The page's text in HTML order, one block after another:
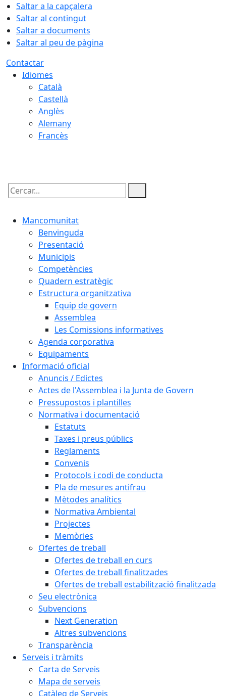
Saltar a la capçalera
Saltar al contingut
Saltar a documents
Saltar al peu de pàgina
Contactar
Idiomes
Català
Castellà
Anglès
Alemany
Francès
Cercar:
Mancomunitat
Benvinguda
Presentació
Municipis
Competències
Quadern estratègic
Estructura organitzativa
Equip de govern
Assemblea
Les Comissions informatives
Agenda corporativa
Equipaments
Informació oficial
Anuncis / Edictes
Actes de l'Assemblea i la Junta de Govern
Pressupostos i plantilles
Normativa i documentació
Estatuts
Taxes i preus públics
Reglaments
Convenis
Protocols i codi de conducta
Pla de mesures antifrau
Mètodes analítics
Normativa Ambiental
Projectes
Memòries
Ofertes de treball
Ofertes de treball en curs
Ofertes de treball finalitzades
Ofertes de treball estabilització finalitzada
Seu electrònica
Subvencions
Next Generation
Altres subvencions
Transparència
Serveis i tràmits
Carta de Serveis
Mapa de serveis
Catàleg de Serveis